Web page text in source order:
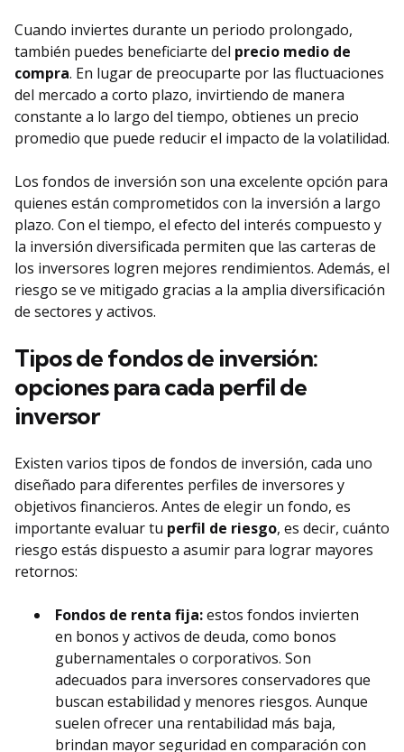
Cuando inviertes durante un periodo prolongado,
también puedes beneficiarte del precio medio de
compra. En lugar de preocuparte por las fluctuaciones
del mercado a corto plazo, invirtiendo de manera
constante a lo largo del tiempo, obtienes un precio
promedio que puede reducir el impacto de la volatilidad.
Los fondos de inversión son una excelente opción para
quienes están comprometidos con la inversión a largo
plazo. Con el tiempo, el efecto del interés compuesto y
la inversión diversificada permiten que las carteras de
los inversores logren mejores rendimientos. Además, el
riesgo se ve mitigado gracias a la amplia diversificación
de sectores y activos.
Tipos de fondos de inversión:
opciones para cada perfil de
inversor
Existen varios tipos de fondos de inversión, cada uno
diseñado para diferentes perfiles de inversores y
objetivos financieros. Antes de elegir un fondo, es
importante evaluar tu perfil de riesgo, es decir, cuánto
riesgo estás dispuesto a asumir para lograr mayores
retornos:
Fondos de renta fija:estos fondos invierten
en bonos y activos de deuda, como bonos
gubernamentales o corporativos. Son
adecuados para inversores conservadores que
buscan estabilidad y menores riesgos. Aunque
suelen ofrecer una rentabilidad más baja,
brindan mayor seguridad en comparación con